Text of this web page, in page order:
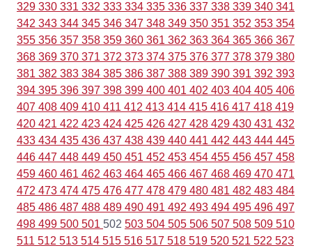
329 330 331 332 333 334 335 336 337 338 339 340 341
342 343 344 345 346 347 348 349 350 351 352 353 354
355 356 357 358 359 360 361 362 363 364 365 366 367
368 369 370 371 372 373 374 375 376 377 378 379 380
381 382 383 384 385 386 387 388 389 390 391 392 393
394 395 396 397 398 399 400 401 402 403 404 405 406
407 408 409 410 411 412 413 414 415 416 417 418 419
420 421 422 423 424 425 426 427 428 429 430 431 432
433 434 435 436 437 438 439 440 441 442 443 444 445
446 447 448 449 450 451 452 453 454 455 456 457 458
459 460 461 462 463 464 465 466 467 468 469 470 471
472 473 474 475 476 477 478 479 480 481 482 483 484
485 486 487 488 489 490 491 492 493 494 495 496 497
498 499 500 501 502 503 504 505 506 507 508 509 510
511 512 513 514 515 516 517 518 519 520 521 522 523